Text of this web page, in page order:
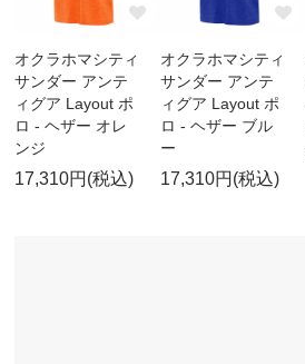
オクラホマシティ
サンダー アンテ
ィグア Layout ポ
ロ - ヘザー オレ
ンジ
17,310円(税込)
オクラホマシティ
サンダー アンテ
ィグア Layout ポ
ロ - ヘザー ブル
ー
17,310円(税込)